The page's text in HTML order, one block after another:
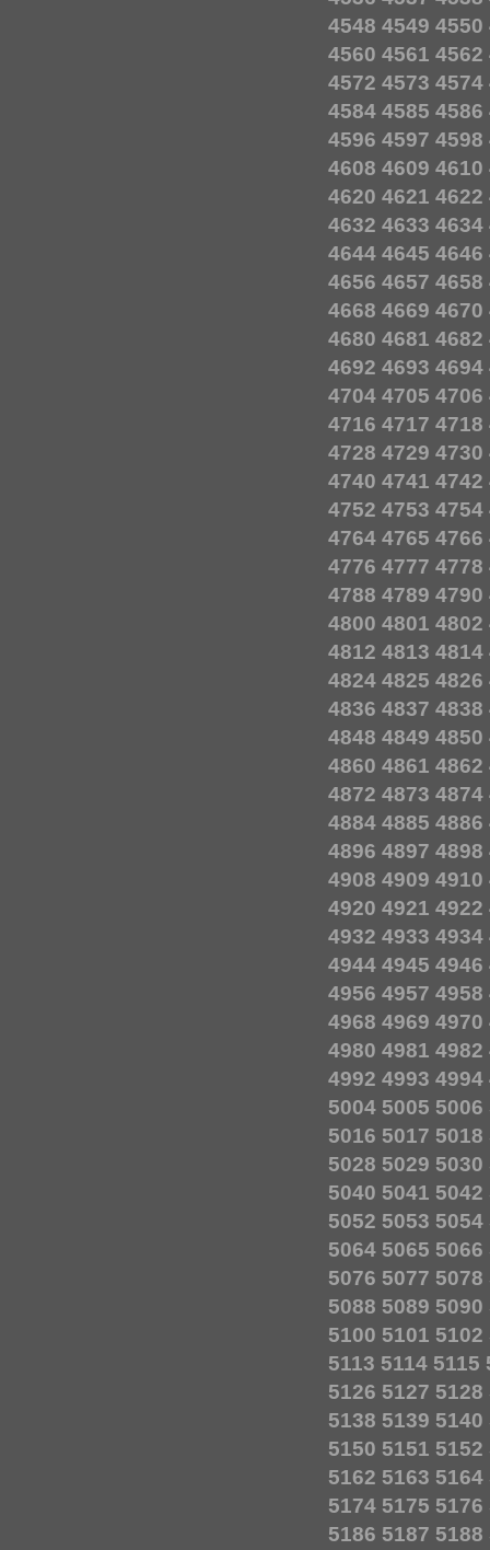
4548 4549 4550
4560 4561 4562
4572 4573 4574
4584 4585 4586
4596 4597 4598
4608 4609 4610
4620 4621 4622
4632 4633 4634
4644 4645 4646
4656 4657 4658
4668 4669 4670
4680 4681 4682
4692 4693 4694
4704 4705 4706
4716 4717 4718
4728 4729 4730
4740 4741 4742
4752 4753 4754
4764 4765 4766
4776 4777 4778
4788 4789 4790
4800 4801 4802
4812 4813 4814
4824 4825 4826
4836 4837 4838
4848 4849 4850
4860 4861 4862
4872 4873 4874
4884 4885 4886
4896 4897 4898
4908 4909 4910
4920 4921 4922
4932 4933 4934
4944 4945 4946
4956 4957 4958
4968 4969 4970
4980 4981 4982
4992 4993 4994
5004 5005 5006
5016 5017 5018
5028 5029 5030
5040 5041 5042
5052 5053 5054
5064 5065 5066
5076 5077 5078
5088 5089 5090
5100 5101 5102
5113 5114 5115
5126 5127 5128
5138 5139 5140
5150 5151 5152
5162 5163 5164
5174 5175 5176
5186 5187 5188